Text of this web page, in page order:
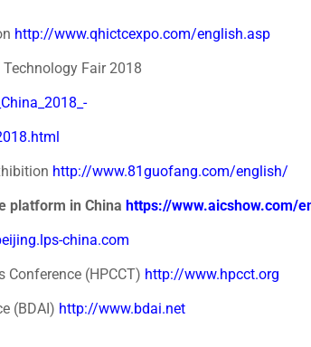
http://www.qhictcexpo.com/english.asp
Fair 2018
http://www.81guofang.com/english/
platform in China https://www.aicshow.com/
china.com
(HPCCT) http://www.hpcct.org
(BDAI) http://www.bdai.net